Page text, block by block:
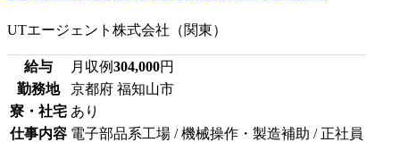
UTエージェント株式会社（関東）
給与 月収例304,000円
勤務地
京都府 福知山市
寮・社宅 あり
仕事内容 電子部品系工場 / 機械操作・製造補助 / 正社員